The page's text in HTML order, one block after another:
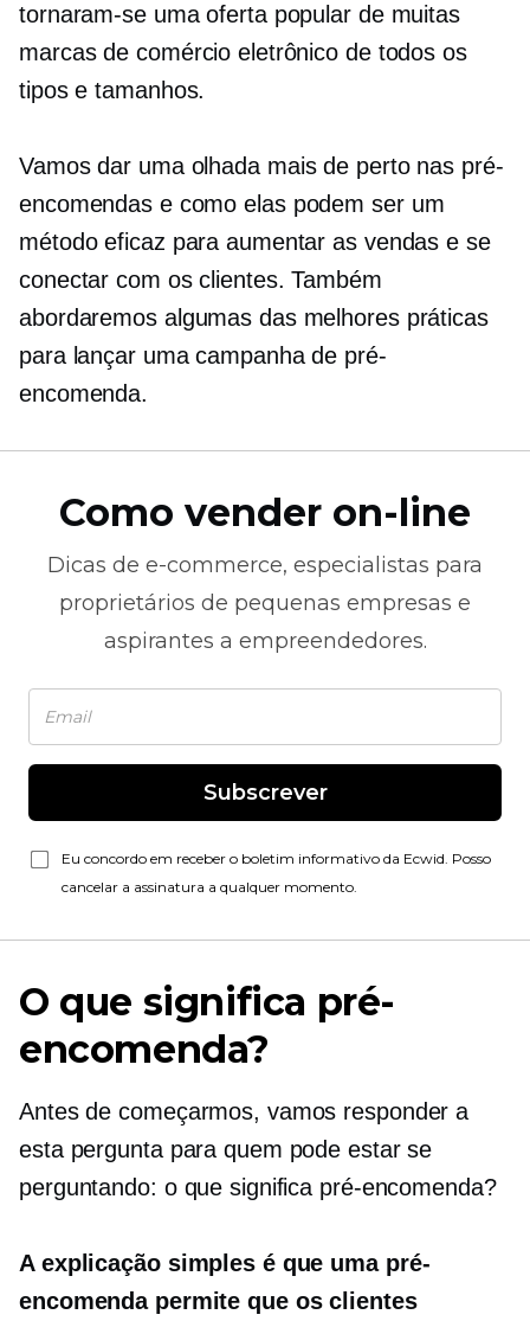
tornaram-se uma oferta popular de muitas
marcas de comércio eletrônico de todos os
tipos e tamanhos.
Vamos dar uma olhada mais de perto nas pré-
encomendas e como elas podem ser um
método eficaz para aumentar as vendas e se
conectar com os clientes. Também
abordaremos algumas das melhores práticas
para lançar uma campanha de pré-
encomenda.
Como vender on-line
Dicas de e-commerce, especialistas para
proprietários de pequenas empresas e
aspirantes a empreendedores.
Subscrever
Eu concordo em receber o boletim informativo da Ecwid. Posso
cancelar a assinatura a qualquer momento.
O que significa pré-
encomenda?
Antes de começarmos, vamos responder a
esta pergunta para quem pode estar se
perguntando: o que significa pré-encomenda?
A explicação simples é que uma pré-
encomenda permite que os clientes